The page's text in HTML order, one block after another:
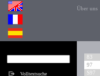
Über uns
83
97
S97